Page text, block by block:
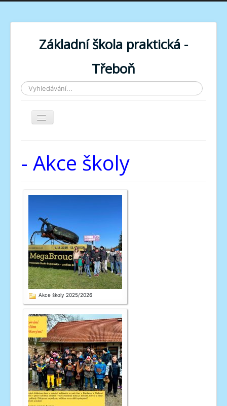
Základní škola praktická -
Třeboň
Vyhledávání...
Toggle
- Akce školy
Akce školy 2025/2026